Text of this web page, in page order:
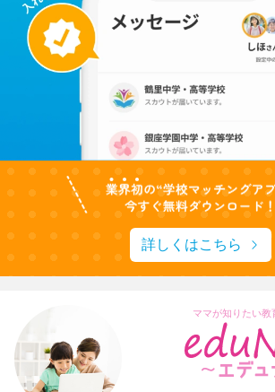
詳しくはこちら
ママが知りたい教